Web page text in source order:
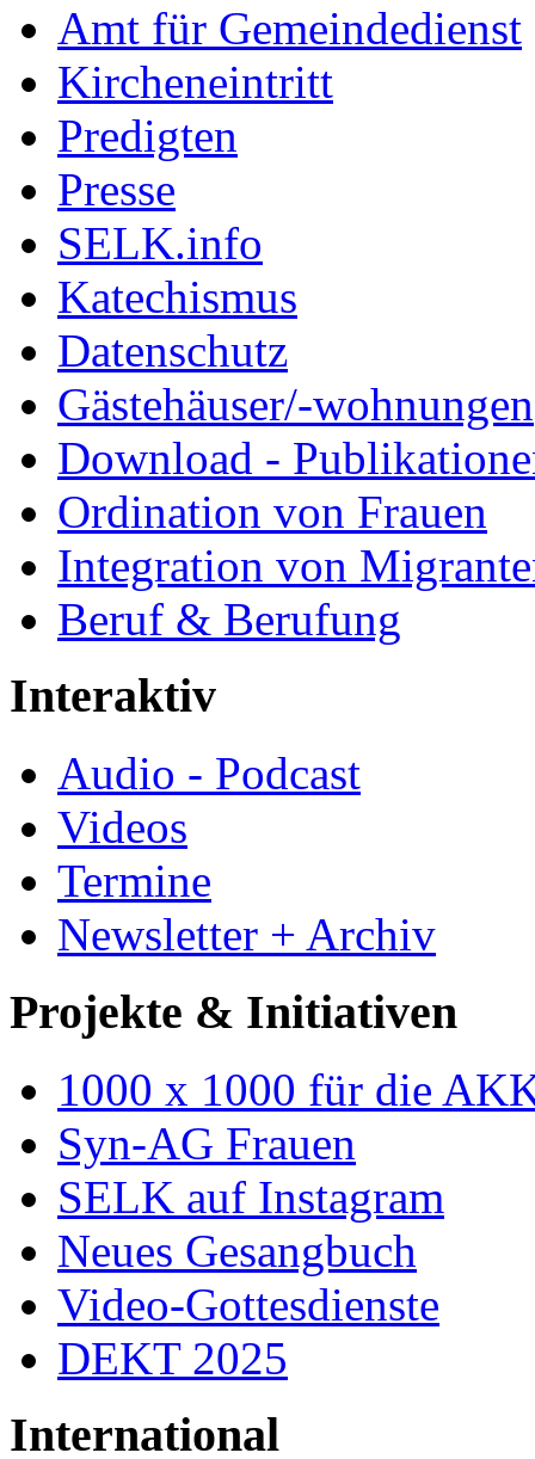
Amt für Gemeindedienst
Kircheneintritt
Predigten
Presse
SELK.info
Katechismus
Datenschutz
Gästehäuser/-wohnungen
Download -
Ordination von Frauen
Integration von
Beruf & Berufung
Interaktiv
Audio - Podcast
Videos
Termine
Newsletter + Archiv
Projekte & Initiativen
1000 x 1000 für die
Syn-AG Frauen
SELK auf Instagram
Neues Gesangbuch
Video-Gottesdienste
DEKT 2025
International